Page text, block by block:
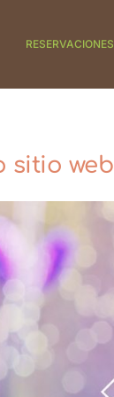
RESERVACIONES
sitio web